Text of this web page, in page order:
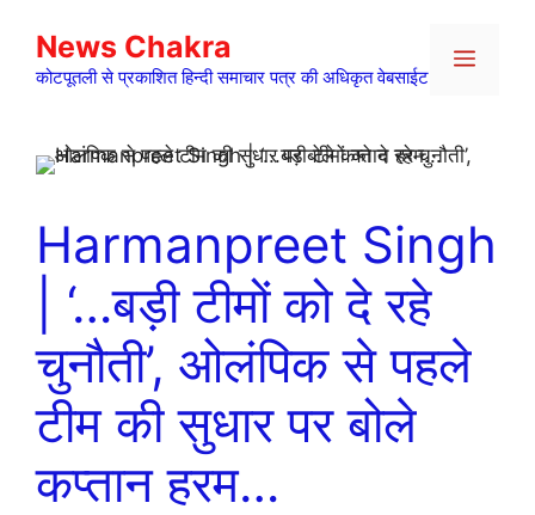
content
News Chakra
कोटपूतली से प्रकाशित हिन्दी समाचार पत्र की अधिकृत वेबसाईट
Menu
Harmanpreet Singh
| ‘…बड़ी टीमों को दे रहे
चुनौती’, ओलंपिक से पहले
टीम की सुधार पर बोले
कप्तान हरम…